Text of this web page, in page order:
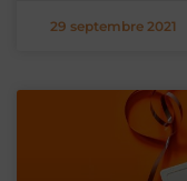
29 septembre 2021